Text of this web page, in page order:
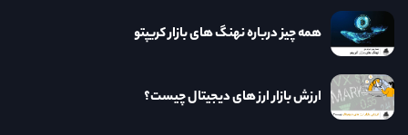
همه چیز درباره نهنگ های بازار کریپتو
ارزش بازار ارز های دیجیتال چیست؟